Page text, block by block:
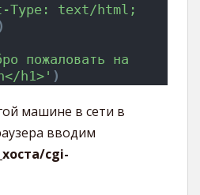
Type: text/html;
)
пожаловать на
h1>' )
машине в сети в
вводим
cgi-